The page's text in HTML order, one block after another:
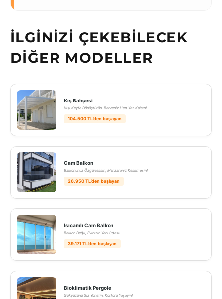
İLGINIZI ÇEKEBILECEK
DIĞER MODELLER
Kış Bahçesi
Kışı Keyfe Dönüştürün, Bahçeniz Hep Yaz Kalsın!
104.500 TL’den başlayan
Cam Balkon
Balkonunuz Özgürleşsin, Manzaranız Kesilmesin!
26.950 TL’den başlayan
Isıcamlı Cam Balkon
Balkon Değil, Evinizin Yeni Odası!
39.171 TL’den başlayan
Bioklimatik Pergole
Gökyüzünü Siz Yönetin, Konforu Yaşayın!